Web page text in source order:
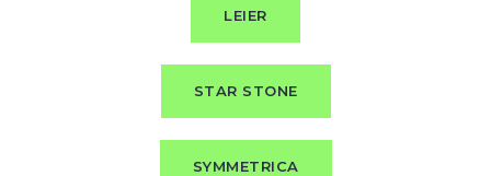
LEIER
STAR STONE
SYMMETRICA